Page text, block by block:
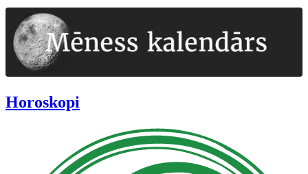
Horoskopi